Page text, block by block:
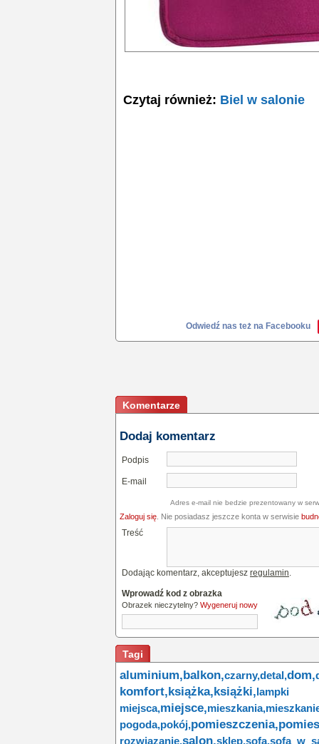
Czytaj również: Biel w salonie
Odwiedź nas też na Facebooku
Komentarze
Dodaj komentarz
Podpis
E-mail
Adres e-mail nie bedzie prezentowany w
Zaloguj się . Nie posiadasz jeszcze konta w serwisie
Treść
Dodając komentarz, akceptujesz regulamin.
Wprowadź kod z obrazka
Obrazek nieczytelny? Wygeneruj nowy
Tagi
aluminium, balkon,czarny,detal,dom,
komfort, książka, książki,lampki
miejsca,miejsce,mieszkania,
pogoda,pokój,pomieszczenia,
rozwiązanie,salon,sklep,sofa,sofa w